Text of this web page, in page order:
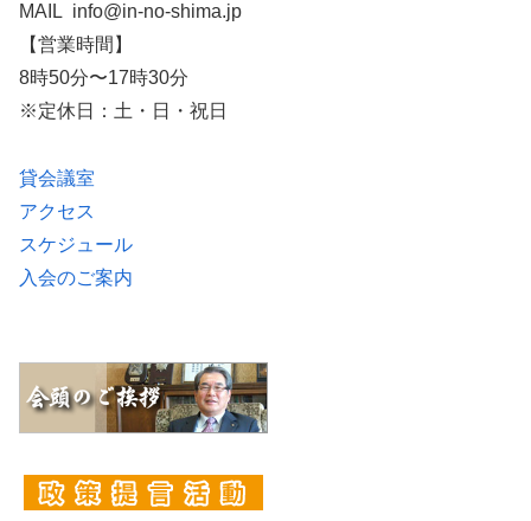
MAIL info@in-no-shima.jp
【営業時間】
8時50分〜17時30分
※定休日：土・日・祝日
貸会議室
アクセス
スケジュール
入会のご案内